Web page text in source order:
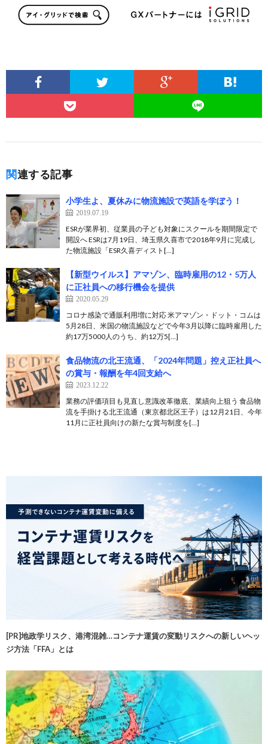
関連する記事
小学生よ、夏休みに物流施設で英語を学ぼう！
2019.07.19
ESRが業界初、従業員の子ども対象にスクールを期間限定で
開設へ ESRは7月19日、埼玉県久喜市で2018年9月に完成し
た物流施設「ESR久喜ディスト[…]
【新型ウイルス】アマゾン、臨時雇用の12・5万人
に正社員への移行機会を提供
2020.05.29
コロナ感染で通販利用増に対応 米アマゾン・ドット・コムは
5月28日、米国の物流施設などで今年3月以降に臨時雇用した
約17万5000人のうち、約12万5[…]
食品物流の北王流通、「2024年問題」控え正社員へ
の賞与・報酬を年4回支給へ
2023.12.22
業務の評価項目も見直し意識改革徹底、業績向上狙う 食品物
流を手掛ける北王流通（東京都北区王子）は12月21日、今年
11月に正社員向けの新たな賞与制度を[…]
[PR]地政学リスク、港湾混雑…コンテナ運賃の変動リスクへの新しいヘッ
ジ方法「FFA」とは